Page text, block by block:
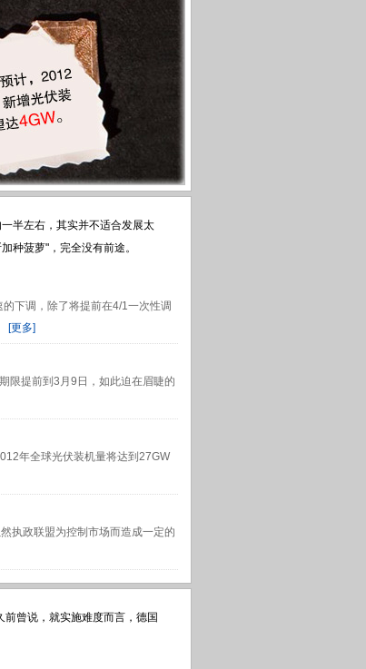
半左右，其实并不适合发展太
种菠萝"，完全没有前途。
下调，除了将提前在4/1一次性调
[更多]
限提前到3月9日，如此迫在眉睫的
年全球光伏装机量将达到27GW
执政联盟为控制市场而造成一定的
曾说，就实施难度而言，德国